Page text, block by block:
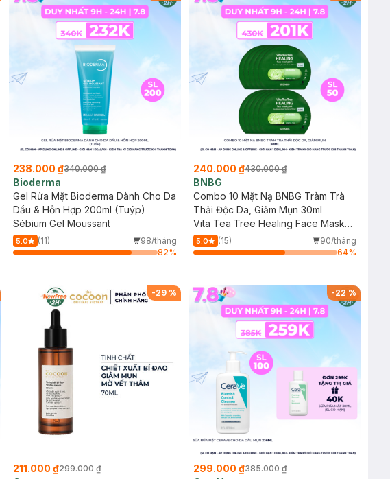
238.000 ₫340.000 ₫
Bioderma
Gel Rửa Mặt Bioderma Dành Cho Da
Dầu & Hỗn Hợp 200ml (Tuýp)
Sébium Gel Moussant
5.0 (11)
98/tháng
82%
240.000 ₫430.000 ₫
BNBG
Combo 10 Mặt Nạ BNBG Tràm Trà
Thải Độc Da, Giảm Mụn 30ml
Vita Tea Tree Healing Face Mask
Pack
5.0 (15)
90/tháng
64%
-29%
211.000 ₫299.000 ₫
-22 %
299.000 ₫385.000 ₫